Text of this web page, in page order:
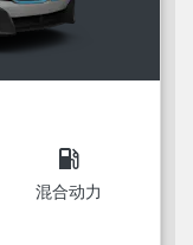
local_gas_station
混合动力